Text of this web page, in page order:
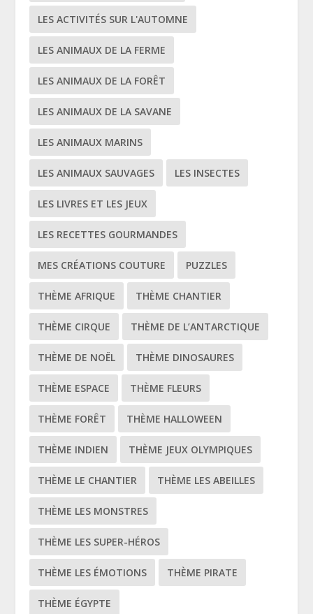
LES ACTIVITÉS SUR L'AUTOMNE
LES ANIMAUX DE LA FERME
LES ANIMAUX DE LA FORÊT
LES ANIMAUX DE LA SAVANE
LES ANIMAUX MARINS
LES ANIMAUX SAUVAGES LES INSECTES
LES LIVRES ET LES JEUX
LES RECETTES GOURMANDES
MES CRÉATIONS COUTURE PUZZLES
THÈME AFRIQUE THÈME CHANTIER
THÈME CIRQUE THÈME DE L’ANTARCTIQUE
THÈME DE NOËL THÈME DINOSAURES
THÈME ESPACE THÈME FLEURS
THÈME FORÊT THÈME HALLOWEEN
THÈME INDIEN THÈME JEUX OLYMPIQUES
THÈME LE CHANTIER THÈME LES ABEILLES
THÈME LES MONSTRES
THÈME LES SUPER-HÉROS
THÈME LES ÉMOTIONS THÈME PIRATE
THÈME ÉGYPTE